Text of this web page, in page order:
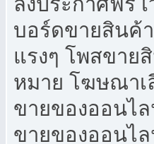
บอร์ดขายสินค้
แรงๆ โพสขาย
หมาย โฆษณาเ
ขายของออนไ
ขายของออนไ